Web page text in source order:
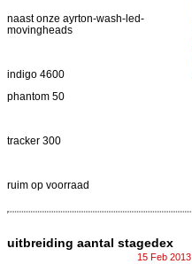
naast onze ayrton-wash-led-
movingheads
indigo 4600
phantom 50
tracker 300
ruim op voorraad
uitbreiding aantal stagedex
15 Feb 2013